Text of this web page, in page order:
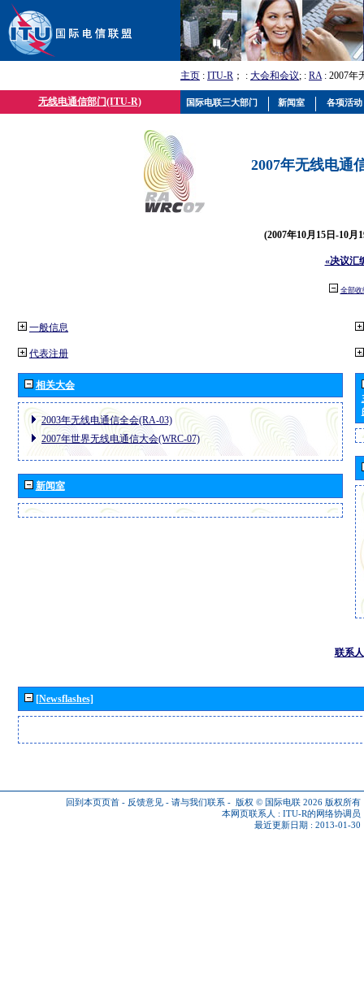
主页 : ITU-R ； : 大会和会议; : RA: 2007年
无线电通信部门(ITU-R)
2007年无线电通
(2007年10月15日-10月
«决议汇
全部收
一般信息
代表注册
相关大会
2003年无线电通信全会(RA-03)
2007年世界无线电通信大会(WRC-07)
新闻室
联系人
[Newsflashes]
回到本页页首 - 反馈意见 - 请与我们联系 - 版权 © 国际电联 2026 版权所有
本网页联系人 : ITU-R的网络协调员
最近更新日期 : 2013-01-30
国际电联三大部门 新闻室 各项活动